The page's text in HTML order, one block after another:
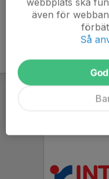
även för
Så